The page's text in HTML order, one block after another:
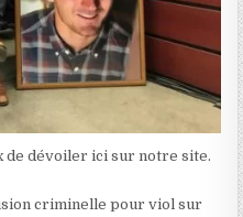
de dévoiler ici sur notre site.
criminelle pour viol sur